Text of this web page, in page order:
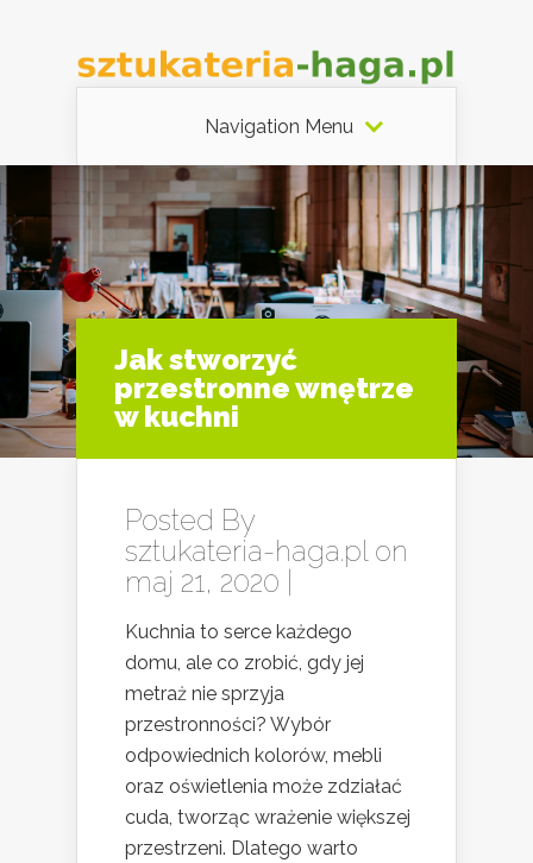
Navigation Menu
Jak stworzyć
przestronne wnętrze
w kuchni
Posted By
sztukateria-haga.plon
maj 21, 2020 |
Kuchnia to serce każdego
domu, ale co zrobić, gdy jej
metraż nie sprzyja
przestronności? Wybór
odpowiednich kolorów, mebli
oraz oświetlenia może zdziałać
cuda, tworząc wrażenie większej
przestrzeni. Dlatego warto